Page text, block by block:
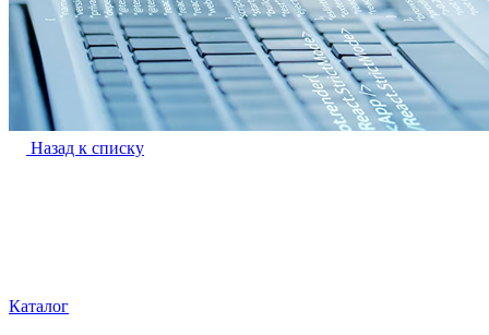
Назад к списку
Каталог